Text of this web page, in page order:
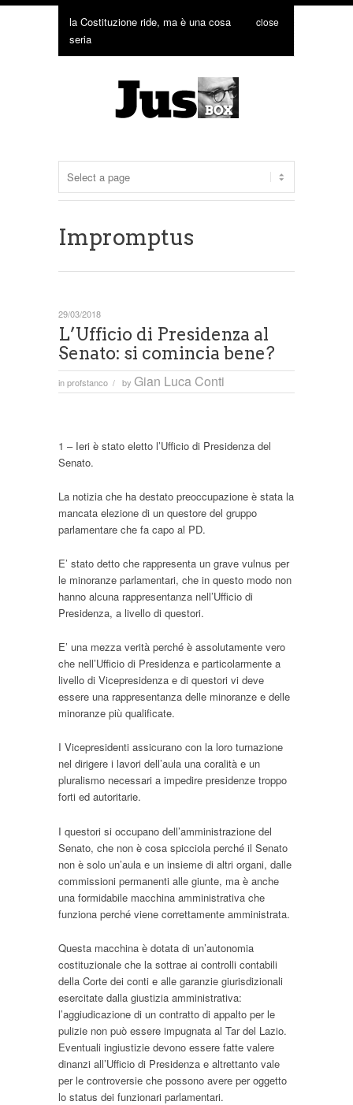
la Costituzione ride, ma è una cosa
seria
close
Impromptus
L’Ufficio di Presidenza al
Senato: si comincia bene?
inprofstanco / by Gian Luca Conti
29/03/2018
1 – Ieri è stato eletto l’Ufficio di Presidenza del
Senato.
La notizia che ha destato preoccupazione è stata la
mancata elezione di un questore del gruppo
parlamentare che fa capo al PD.
E’ stato detto che rappresenta un grave vulnus per
le minoranze parlamentari, che in questo modo non
hanno alcuna rappresentanza nell’Ufficio di
Presidenza, a livello di questori.
E’ una mezza verità perché è assolutamente vero
che nell’Ufficio di Presidenza e particolarmente a
livello di Vicepresidenza e di questori vi deve
essere una rappresentanza delle minoranze e delle
minoranze più qualificate.
I Vicepresidenti assicurano con la loro turnazione
nel dirigere i lavori dell’aula una coralità e un
pluralismo necessari a impedire presidenze troppo
forti ed autoritarie.
I questori si occupano dell’amministrazione del
Senato, che non è cosa spicciola perché il Senato
non è solo un’aula e un insieme di altri organi, dalle
commissioni permanenti alle giunte, ma è anche
una formidabile macchina amministrativa che
funziona perché viene correttamente amministrata.
Questa macchina è dotata di un’autonomia
costituzionale che la sottrae ai controlli contabili
della Corte dei conti e alle garanzie giurisdizionali
esercitate dalla giustizia amministrativa:
l’aggiudicazione di un contratto di appalto per le
pulizie non può essere impugnata al Tar del Lazio.
Eventuali ingiustizie devono essere fatte valere
dinanzi all’Ufficio di Presidenza e altrettanto vale
per le controversie che possono avere per oggetto
lo status dei funzionari parlamentari.